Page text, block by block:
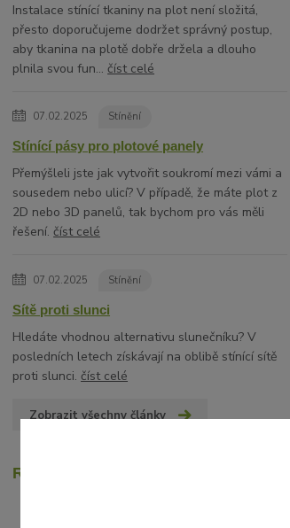
Instalace stínící tkaniny na plot není složitá,
přesto doporučujeme dodržet správný postup,
aby tkanina na plotě dobře držela a dlouho
plnila svou fun...číst celé
07.02.2025 Stínění
Stínící pásy pro plotové panely
Přemýšleli jste jak vytvořit soukromí mezi vámi a
sousedem nebo ulicí? V případě, že máte plot z
2D nebo 3D panelů, tak bychom pro vás měli
řešení.číst celé
07.02.2025 Stínění
Sítě proti slunci
Hledáte vhodnou alternativu slunečníku? V
posledních letech získávají na oblibě stínící sítě
proti slunci.číst celé
Zobrazit všechny články
Recenze zákazníků